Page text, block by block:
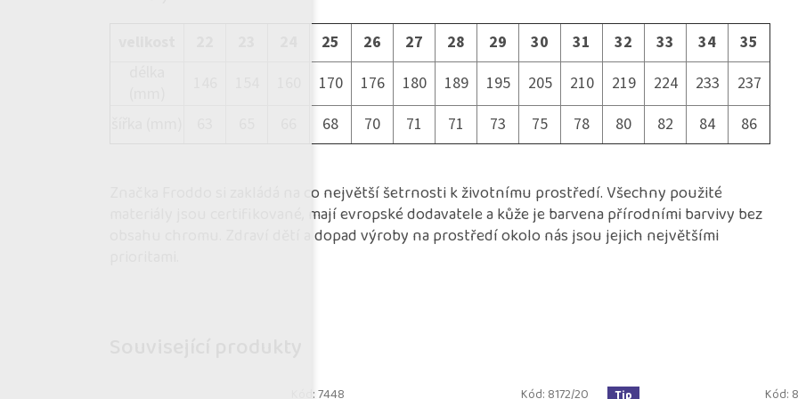
Kód:7448 Kód: 8172/20 Kód:
25 26 27 28 29 30 31 32 33 34
35
170 176 180 189 195 205 210 219 224 233
237
68 70 71 71 73 75 78 80 82 84 86
Značka Froddo si zakládá na co největší šetrnosti k životnímu prostředí. Všechny použité
materiály jsou certifikované, mají evropské dodavatele a kůže je barvena přírodními barvivy bez
obsahu chromu. Zdraví dětí a dopad výroby na prostředí okolo nás jsou jejich největšími